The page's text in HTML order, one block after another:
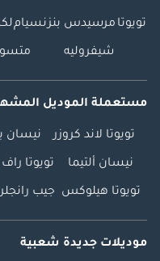
تويوتا مرسيدس بنزنسيام
شيفروليه
مستعملة الموديل
تويوتا لاند كروزر نيسان
نيسان ألتيما تويوتا راف
تويوتا هيلوكس جيب رانجلر
موديلات جديدة شعبية